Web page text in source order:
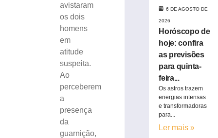
avistaram
os dois
homens
em
atitude
suspeita.
Ao
perceberem
a
presença
da
guarnição,
desde
infância
6 DE AGOSTO DE
2026
Horóscopo de
hoje: confira
as previsões
para quinta-
feira...
Os astros trazem
energias intensas
e transformadoras
para...
Ler mais »